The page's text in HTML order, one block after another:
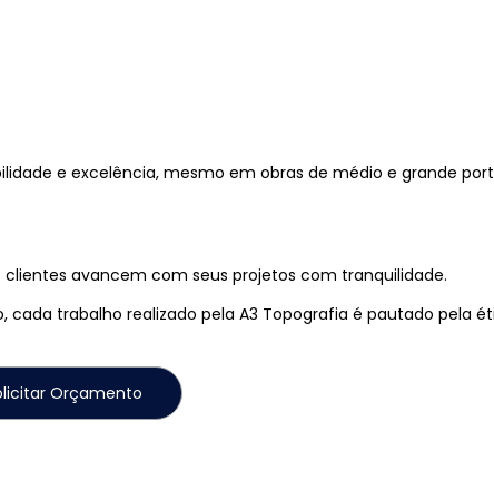
e excelência, mesmo em obras de médio e grande
avancem com seus projetos com tranquilidade.
trabalho realizado pela A3 Topografia é pautado pela
Orçamento